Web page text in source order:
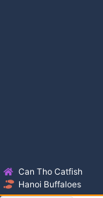
Can Tho Catfish
Hanoi Buffaloes